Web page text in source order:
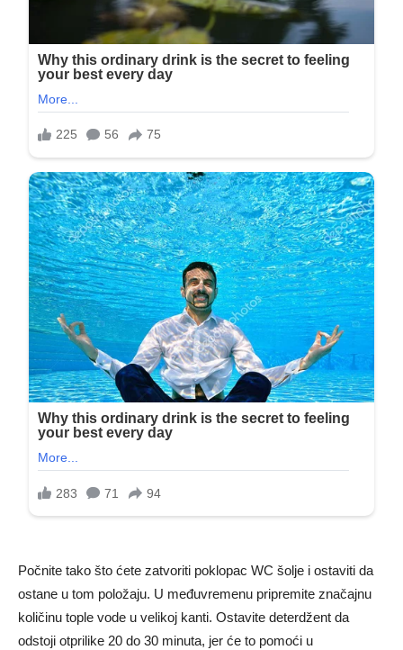
Počnite tako što ćete zatvoriti poklopac WC šolje i ostaviti da
ostane u tom položaju. U međuvremenu pripremite značajnu
količinu tople vode u velikoj kanti. Ostavite deterdžent da
odstoji otprilike 20 do 30 minuta, jer će to pomoći u